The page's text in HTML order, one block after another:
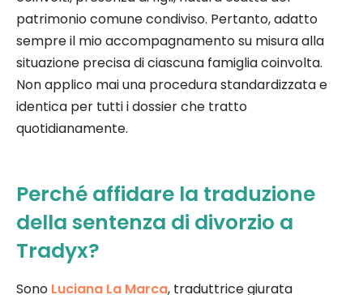
patrimonio comune condiviso. Pertanto, adatto
sempre il mio accompagnamento su misura alla
situazione precisa di ciascuna famiglia coinvolta.
Non applico mai una procedura standardizzata e
identica per tutti i dossier che tratto
quotidianamente.
Perché affidare la traduzione
della sentenza di divorzio a
Tradyx?
Sono Luciana La Marca, traduttrice giurata